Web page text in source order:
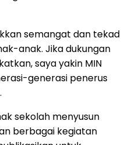
semangat dan tekad
anak. Jika dukungan
saya yakin MIN
generasi penerus
sekolah menyusun
berbagai kegiatan